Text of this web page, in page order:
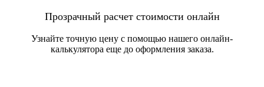
Прозрачный расчет стоимости онлайн
Узнайте точную цену с помощью нашего онлайн-
калькулятора еще до оформления заказа.